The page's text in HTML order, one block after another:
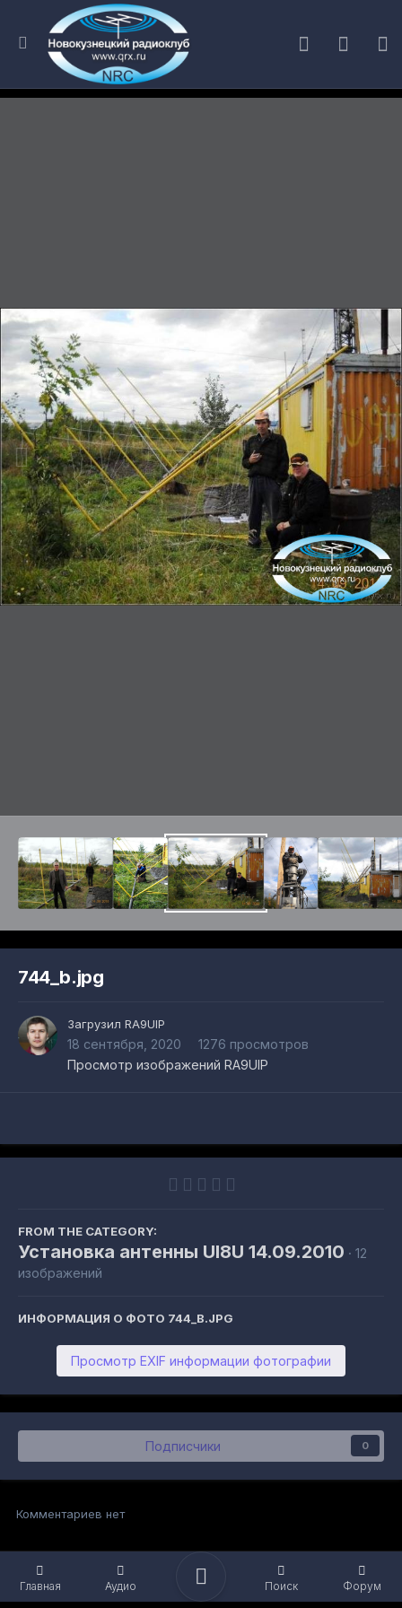
Главная Аудио Поиск Форум
744_b.jpg
Загрузил RA9UIP
18 сентября, 2020
1276 просмотров
Просмотр изображений RA9UIP
FROM THE CATEGORY:
Установка антенны UI8U 14.09.2010 · 12
изображений
ИНФОРМАЦИЯ О ФОТО 744_B.JPG
Просмотр EXIF информации фотографии
Подписчики 0
Комментариев нет